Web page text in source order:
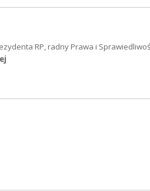
RP, radny Prawa i